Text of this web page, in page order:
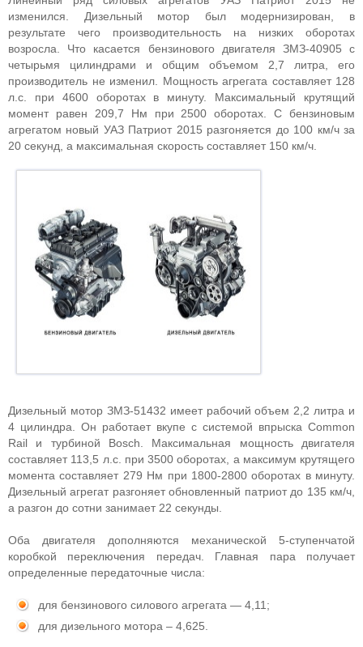
изменился. Дизельный мотор был модернизирован, в
результате чего производительность на низких оборотах
возросла. Что касается бензинового двигателя ЗМЗ-40905 с
четырьмя цилиндрами и общим объемом 2,7 литра, его
производитель не изменил. Мощность агрегата составляет 128
л.с. при 4600 оборотах в минуту. Максимальный крутящий
момент равен 209,7 Нм при 2500 оборотах. С бензиновым
агрегатом новый УАЗ Патриот 2015 разгоняется до 100 км/ч за
20 секунд, а максимальная скорость составляет 150 км/ч.
Дизельный мотор ЗМЗ-51432 имеет рабочий объем 2,2 литра и
4 цилиндра. Он работает вкупе с системой впрыска Common
Rail и турбиной Bosch. Максимальная мощность двигателя
составляет 113,5 л.с. при 3500 оборотах, а максимум крутящего
момента составляет 279 Нм при 1800-2800 оборотах в минуту.
Дизельный агрегат разгоняет обновленный патриот до 135 км/ч,
а разгон до сотни занимает 22 секунды.
Оба двигателя дополняются механической 5-ступенчатой
коробкой переключения передач. Главная пара получает
определенные передаточные числа:
для бензинового силового агрегата — 4,11;
для дизельного мотора – 4,625.